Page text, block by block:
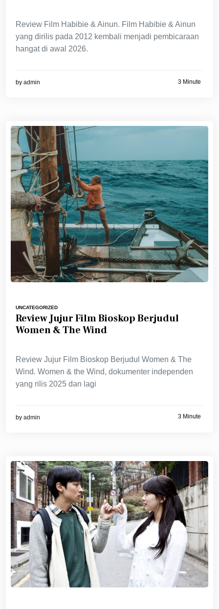
Review Film Habibie & Ainun. Film Habibie & Ainun
yang dirilis pada 2012 kembali menjadi pembicaraan
hangat di awal 2026.
by admin 3 Minute
UNCATEGORIZED
Review Jujur Film Bioskop Berjudul
Women & The Wind
Review Jujur Film Bioskop Berjudul Women & The
Wind. Women & the Wind, dokumenter independen
yang rilis 2025 dan lagi
by admin 3 Minute